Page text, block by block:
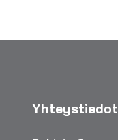
Yhteystiedot